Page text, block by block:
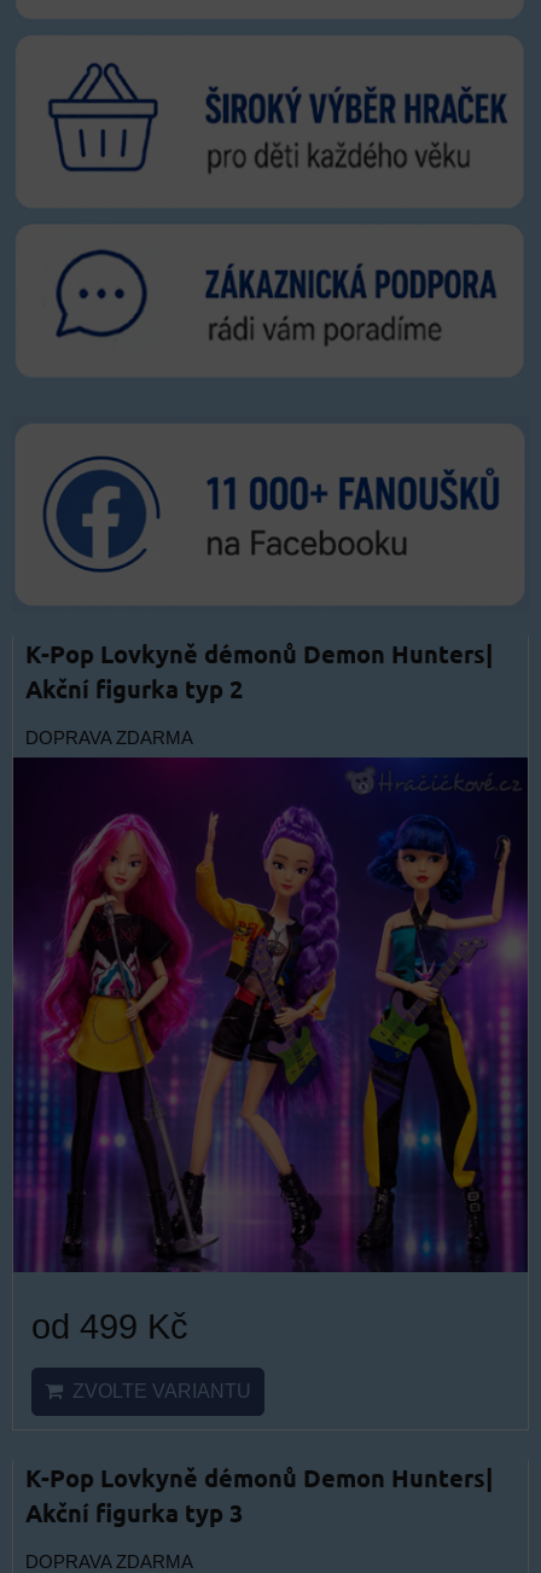
K-Pop Lovkyně démonů Demon Hunters|
Akční figurka typ 2
DOPRAVA ZDARMA
od 499 Kč
ZVOLTE VARIANTU
K-Pop Lovkyně démonů Demon Hunters|
Akční figurka typ 3
DOPRAVA ZDARMA